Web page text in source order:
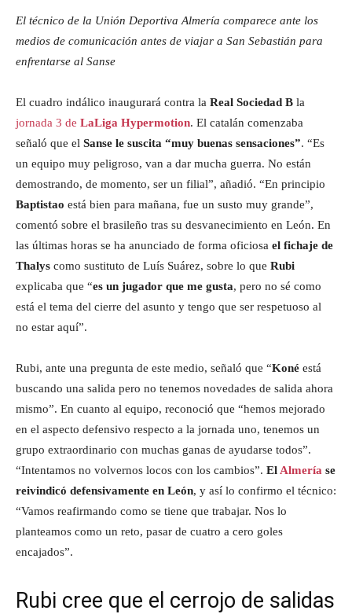
El técnico de la Unión Deportiva Almería comparece ante los
medios de comunicación antes de viajar a San Sebastián para
enfrentarse al Sanse
El cuadro indálico inaugurará contra la Real Sociedad B la
jornada 3 de LaLiga Hypermotion. El catalán comenzaba
señaló que el Sanse le suscita “muy buenas sensaciones”. “Es
un equipo muy peligroso, van a dar mucha guerra. No están
demostrando, de momento, ser un filial”, añadió. “En principio
Baptistao está bien para mañana, fue un susto muy grande”,
comentó sobre el brasileño tras su desvanecimiento en León. En
las últimas horas se ha anunciado de forma oficiosa el fichaje de
Thalys como sustituto de Luís Suárez, sobre lo que Rubi
explicaba que “es un jugador que me gusta, pero no sé como
está el tema del cierre del asunto y tengo que ser respetuoso al
no estar aquí”.
Rubi, ante una pregunta de este medio, señaló que “Koné está
buscando una salida pero no tenemos novedades de salida ahora
mismo”. En cuanto al equipo, reconoció que “hemos mejorado
en el aspecto defensivo respecto a la jornada uno, tenemos un
grupo extraordinario con muchas ganas de ayudarse todos”.
“Intentamos no volvernos locos con los cambios”. El Almería se
reivindicó defensivamente en León, y así lo confirmo el técnico:
“Vamos reafirmando como se tiene que trabajar. Nos lo
planteamos como un reto, pasar de cuatro a cero goles
encajados”.
Rubi cree que el cerrojo de salidas